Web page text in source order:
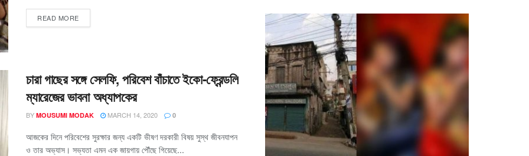
READ MORE
চারা গাছের সঙ্গে সেলফি, পরিবেশ বাঁচাতে ইকো-ফ্রেন্ডলি
ম্যারেজের ভাবনা অধ্যাপকের
BY MOUSUMI MODAK MARCH 14, 2020 0
আজকের দিনে পরিবেশের সুরক্ষার জন্য একটি ভীষণ দরকারী বিষয় সুস্থ জীবনযাপন
ও তার অভ্যাস। সভ্যতা এমন এক জায়গায় পৌঁছে গিয়েছে...